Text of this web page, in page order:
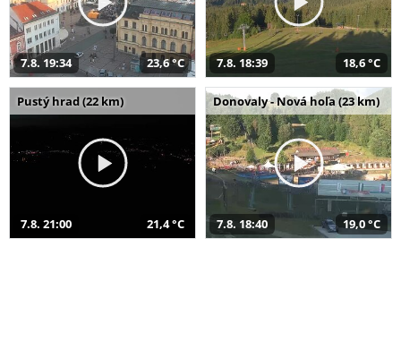
7.8. 19:34 23,6 °C 7.8. 18:39 18,6 °C
Pustý hrad (22 km)
7.8. 21:00 21,4 °C
Donovaly - Nová hoľa (23 km)
7.8. 18:40 19,0 °C